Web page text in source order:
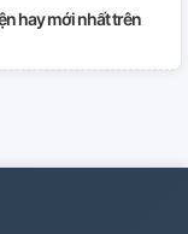
hay mới nhất trên